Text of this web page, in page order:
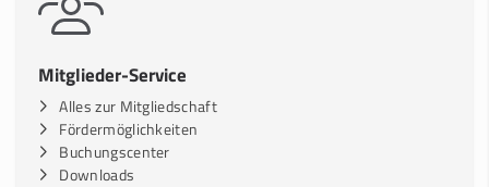
Mitglieder-Service
Alles zur Mitgliedschaft
Fördermöglichkeiten
Buchungscenter
Downloads